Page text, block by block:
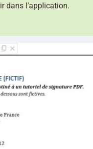
dans l’application.